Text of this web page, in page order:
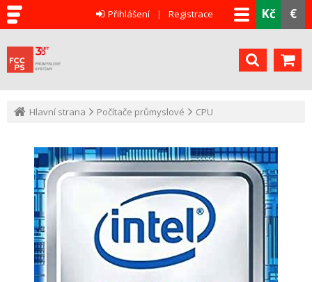
Kč €
Přihlášení Registrace
Hlavní strana Počítače průmyslové CPU